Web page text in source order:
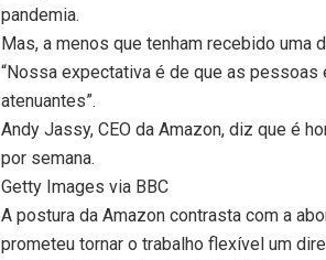
pandemia.
Mas, a menos que tenham recebido uma
“Nossa expectativa é de que as
atenuantes”.
Andy Jassy, ​​CEO da Amazon, diz que é
por semana.
Getty Images via BBC
A postura da Amazon contrasta com a
prometeu tornar o trabalho flexível um